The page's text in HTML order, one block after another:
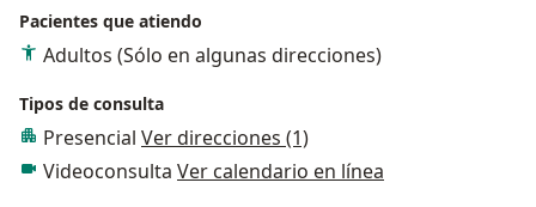
Pacientes que atiendo
Adultos (Sólo en algunas direcciones)
Tipos de consulta
Presencial Ver direcciones (1)
Videoconsulta Ver calendario en línea